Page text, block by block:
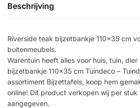
Beschrijving
Riverside teak bijzetbankje 110×35 cm
buitenmeubels.
Warentuin heeft alles voor huis, tuin,
bijzetbankje 110×35 cm Tuindeco –
assortiment Bijzettafels, koop hem
online! Dit product verkopen wij per stuk
aangegeven.